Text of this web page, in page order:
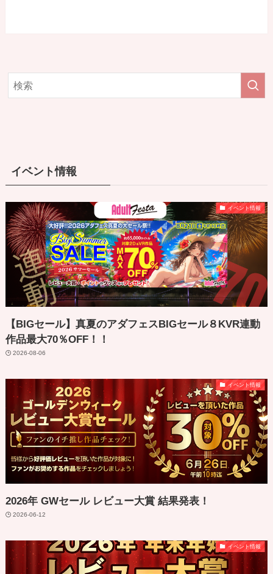
イベント情報
イベント情報
【BIGセール】真夏のアダフェスBIGセール８KVR連動
作品最大70％OFF！！
2026-08-06
イベント情報
2026年 GWセール レビュー大賞 結果発表！
2026-06-12
イベント情報